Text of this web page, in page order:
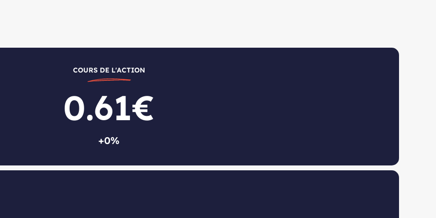
COURS DE L'ACTION
0.61€
+0%